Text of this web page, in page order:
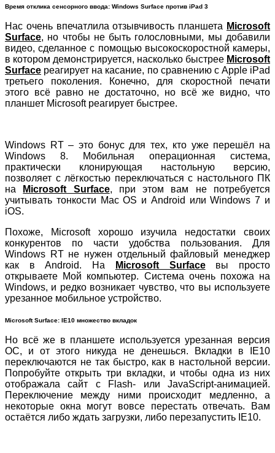
Время отклика сенсорного ввода: Windows Surface против iPad 3
Нас очень впечатлила отзывчивость планшета Microsoft
Surface, но чтобы не быть голословными, мы добавили
видео, сделанное с помощью высокоскоростной камеры,
в котором демонстрируется, насколько быстрее Microsoft
Surface реагирует на касание, по сравнению с Apple iPad
третьего поколения. Конечно, для скоростной печати
этого всё равно не достаточно, но всё же видно, что
планшет Microsoft реагирует быстрее.
Windows RT – это бонус для тех, кто уже перешёл на
Windows 8. Мобильная операционная система,
практически клонирующая настольную версию,
позволяет с лёгкостью переключаться с настольного ПК
на
Microsoft Surface, при этом вам не потребуется
учитывать тонкости Mac OS и Android или Windows 7 и
iOS.
Похоже, Microsoft хорошо изучила недостатки своих
конкурентов по части удобства пользования. Для
Windows RT не нужен отдельный файловый менеджер
как в Android. На
Microsoft Surfaceвы просто
открываете Мой компьютер. Система очень похожа на
Windows, и редко возникает чувство, что вы используете
урезанное мобильное устройство.
Microsoft Surface: IE10 множество вкладок
Но всё же в планшете используется урезанная версия
ОС, и от этого никуда не денешься. Вкладки в IE10
переключаются не так быстро, как в настольной версии.
Попробуйте открыть три вкладки, и чтобы одна из них
отображала сайт с Flash- или JavaScript-анимацией.
Переключение между ними происходит медленно, а
некоторые окна могут вовсе перестать отвечать. Вам
остаётся либо ждать загрузки, либо перезапустить IE10.